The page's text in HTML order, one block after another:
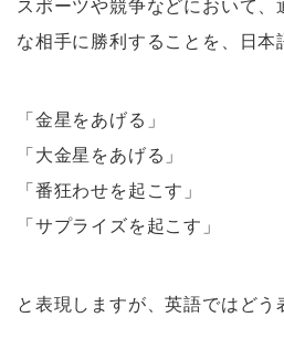
スポーツや競争などにおいて、
な相手に勝利することを、日本
「金星をあげる」
「大金星をあげる」
「番狂わせを起こす」
「サプライズを起こす」
と表現しますが、英語ではどう